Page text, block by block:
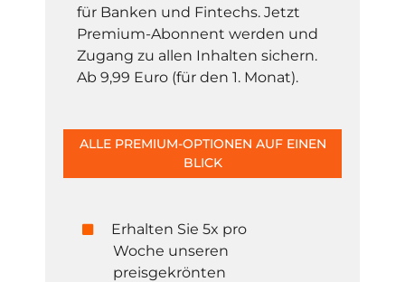
für Banken und Fintechs. Jetzt
Premium-Abonnent werden und
Zugang zu allen Inhalten sichern.
Ab 9,99 Euro (für den 1. Monat).
ALLE PREMIUM-OPTIONEN AUF EINEN
BLICK
Erhalten Sie 5x pro
Woche unseren
preisgekrönten